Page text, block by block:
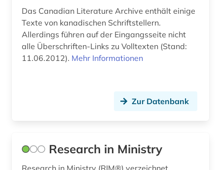
Das Canadian Literature Archive enthält einige
Texte von kanadischen Schriftstellern.
Allerdings führen auf der Eingangsseite nicht
alle Überschriften-Links zu Volltexten (Stand:
11.06.2012). Mehr Informationen
Zur Datenbank
Research in Ministry